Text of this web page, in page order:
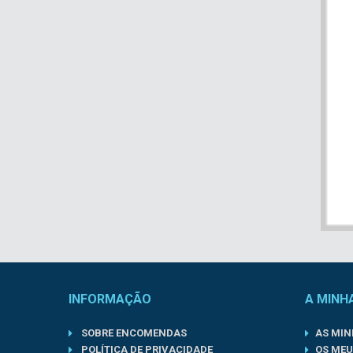
INFORMAÇÃO
SOBRE ENCOMENDAS
POLÍTICA DE PRIVACIDADE
A
AS
OS